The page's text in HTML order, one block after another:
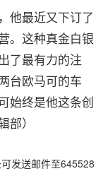
他最近又下订了
。这种真金白银
了最有力的注
台欧马可的车
始终是他这条创
）
发送邮件至645528